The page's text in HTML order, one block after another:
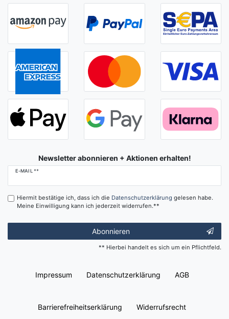
Newsletter abonnieren + Aktionen erhalten!
E-MAIL **
Newsletter
Hiermit bestätige ich, dass ich die Daten­schutz­erklärung gelesen habe.
Meine Einwilligung kann ich jederzeit widerrufen.**
Abonnieren
** Hierbei handelt es sich um ein Pflichtfeld.
Impressum Daten­schutz­erklärung AGB
Barrierefreiheitserklärung Widerrufs­recht